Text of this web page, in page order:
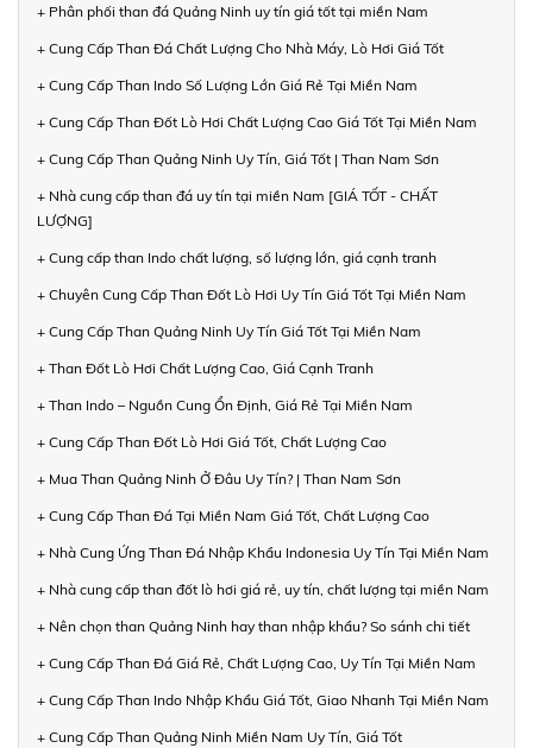
+ Phân phối than đá Quảng Ninh uy tín giá tốt tại miền Nam
+ Cung Cấp Than Đá Chất Lượng Cho Nhà Máy, Lò Hơi Giá Tốt
+ Cung Cấp Than Indo Số Lượng Lớn Giá Rẻ Tại Miền Nam
+ Cung Cấp Than Đốt Lò Hơi Chất Lượng Cao Giá Tốt Tại Miền Nam
+ Cung Cấp Than Quảng Ninh Uy Tín, Giá Tốt | Than Nam Sơn
+ Nhà cung cấp than đá uy tín tại miền Nam [GIÁ TỐT - CHẤT
LƯỢNG]
+ Cung cấp than Indo chất lượng, số lượng lớn, giá cạnh tranh
+ Chuyên Cung Cấp Than Đốt Lò Hơi Uy Tín Giá Tốt Tại Miền Nam
+ Cung Cấp Than Quảng Ninh Uy Tín Giá Tốt Tại Miền Nam
+ Than Đốt Lò Hơi Chất Lượng Cao, Giá Cạnh Tranh
+ Than Indo – Nguồn Cung Ổn Định, Giá Rẻ Tại Miền Nam
+ Cung Cấp Than Đốt Lò Hơi Giá Tốt, Chất Lượng Cao
+ Mua Than Quảng Ninh Ở Đâu Uy Tín? | Than Nam Sơn
+ Cung Cấp Than Đá Tại Miền Nam Giá Tốt, Chất Lượng Cao
+ Nhà Cung Ứng Than Đá Nhập Khẩu Indonesia Uy Tín Tại Miền Nam
+ Nhà cung cấp than đốt lò hơi giá rẻ, uy tín, chất lượng tại miền Nam
+ Nên chọn than Quảng Ninh hay than nhập khẩu? So sánh chi tiết
+ Cung Cấp Than Đá Giá Rẻ, Chất Lượng Cao, Uy Tín Tại Miền Nam
+ Cung Cấp Than Indo Nhập Khẩu Giá Tốt, Giao Nhanh Tại Miền Nam
+ Cung Cấp Than Quảng Ninh Miền Nam Uy Tín, Giá Tốt